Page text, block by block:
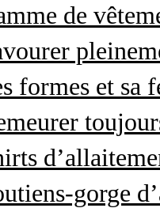
de
formes et sa
gorge